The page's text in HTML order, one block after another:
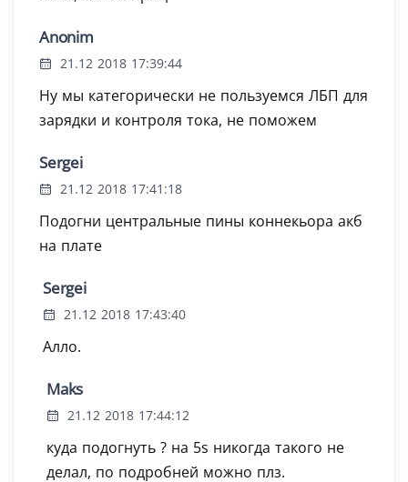
Anonim
21.12 2018 17:39:44
Ну мы категорически не пользуемся ЛБП для
зарядки и контроля тока, не поможем ‍
Sergei
21.12 2018 17:41:18
Подогни центральные пины коннекьора акб
на плате
Sergei
21.12 2018 17:43:40
Алло.
Maks
21.12 2018 17:44:12
куда подогнуть ? на 5s никогда такого не
делал, по подробней можно плз.